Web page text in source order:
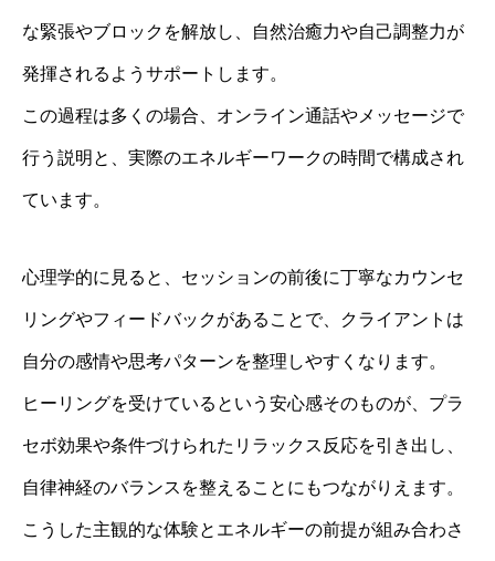
な緊張やブロックを解放し、自然治癒力や自己調整力が
発揮されるようサポートします。
この過程は多くの場合、オンライン通話やメッセージで
行う説明と、実際のエネルギーワークの時間で構成され
ています。
心理学的に見ると、セッションの前後に丁寧なカウンセ
リングやフィードバックがあることで、クライアントは
自分の感情や思考パターンを整理しやすくなります。
ヒーリングを受けているという安心感そのものが、プラ
セボ効果や条件づけられたリラックス反応を引き出し、
自律神経のバランスを整えることにもつながりえます。
こうした主観的な体験とエネルギーの前提が組み合わさ